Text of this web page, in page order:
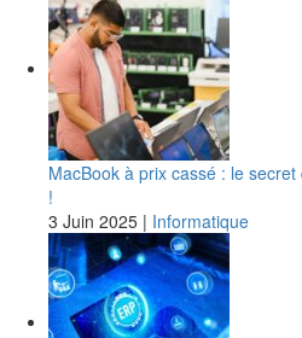
MacBook à prix cassé : le
!
3 Juin 2025 | Informatique